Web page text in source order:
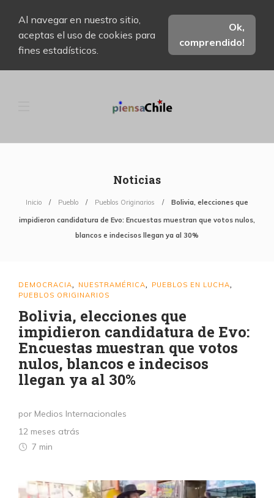
Al navegar en nuestro sitio,
aceptas el uso de cookies para
fines estadísticos.
Ok,
comprendido!
Noticias
Inicio Pueblo Pueblos Originarios Bolivia, elecciones que
impidieron candidatura de Evo: Encuestas muestran que votos nulos,
blancos e indecisos llegan ya al 30%
DEMOCRACIA NUESTRAMÉRICA PUEBLOS EN LUCHA
PUEBLOS ORIGINARIOS
Bolivia, elecciones que
impidieron candidatura de Evo:
Encuestas muestran que votos
nulos, blancos e indecisos
llegan ya al 30%
por Medios Internacionales
12 meses atrás
7 min